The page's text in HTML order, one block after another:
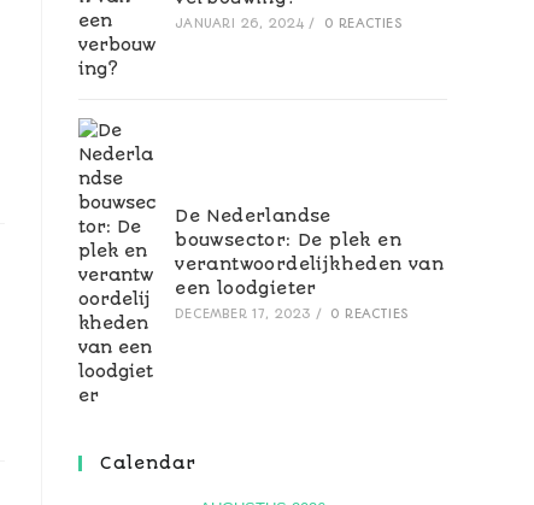
JANUARI 26, 2024 / 0 REACTIES
De Nederlandse
bouwsector: De plek en
verantwoordelijkheden van
een loodgieter
DECEMBER 17, 2023 / 0 REACTIES
Calendar